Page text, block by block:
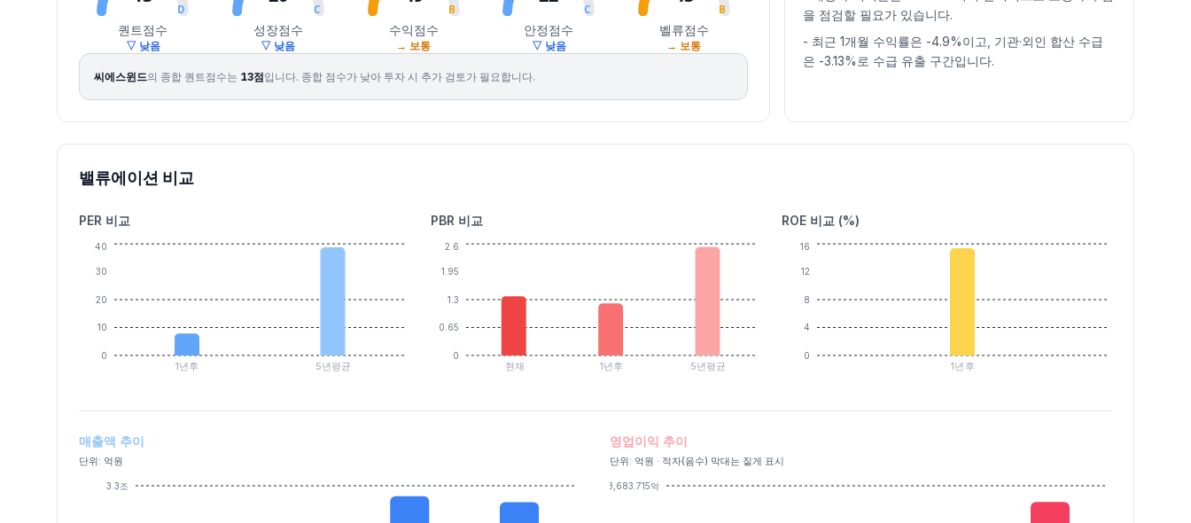
2026.08.07
428004435041050 43850 3.79 993484
D
퀀트점수
▽ 낮음
C
성장점수
▽ 낮음
B
수익점수
→ 보통
C
안정점수
▽ 낮음
B
벨류점수
→ 보통
씨에스윈드의 종합 퀀트점수는 13점입니다. 종합 점수가 낮아 투자 시 추가 검토가 필요합니다.
을 점검할 필요가 있습니다.
- 최근 1개월 수익률은 -4.9%이고, 기관·외인 합산 수급
은 -3.13%로 수급 유출 구간입니다.
밸류에이션 비교
PER 비교
1년후 5년평균
0
10
20
30
40
PBR 비교
현재 1년후 5년평균
0
0.65
1.3
1.95
2.6
ROE 비교 (%)
1년후
0
4
8
12
16
매출액 추이
단위: 억원
3.3조
영업이익 추이
단위: 억원 · 적자(음수) 막대는 짙게 표시
3,683.715억